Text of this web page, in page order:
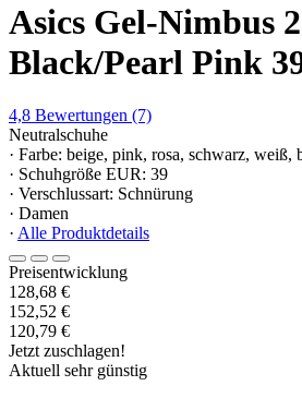
Asics Gel-Nimbus
Black/Pearl Pink
4,8 Bewertungen (7)
Neutralschuhe
· Farbe: beige, pink, rosa, schwarz, weiß,
· Schuhgröße EUR: 39
· Verschlussart: Schnürung
· Damen
· Alle Produktdetails
Preisentwicklung
128,68 €
152,52 €
120,79 €
Jetzt zuschlagen!
Aktuell sehr günstig